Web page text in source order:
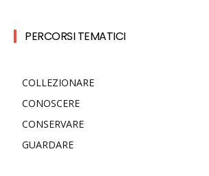
PERCORSI TEMATICI
COLLEZIONARE
CONOSCERE
CONSERVARE
GUARDARE